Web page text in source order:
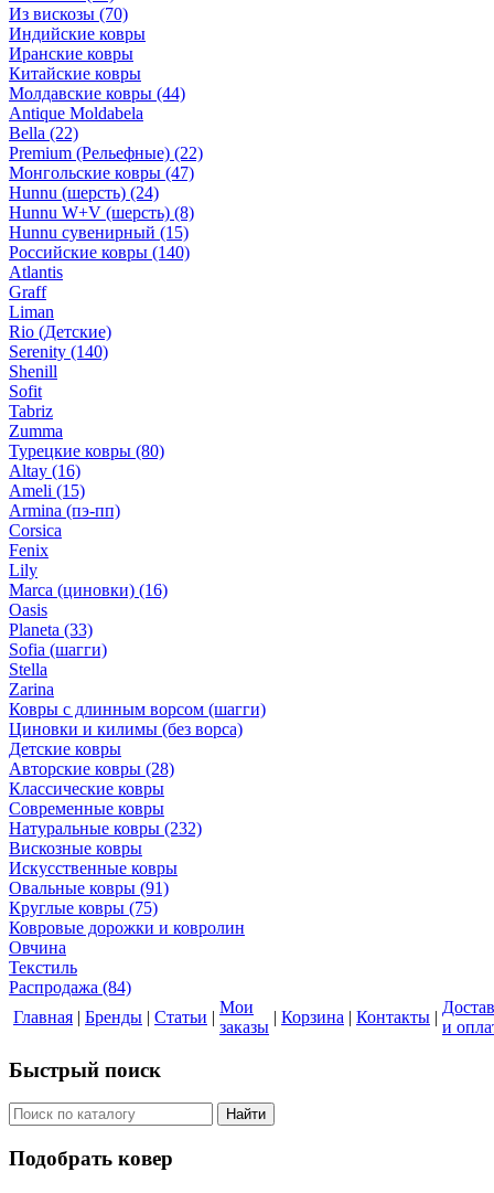
Из вискозы (70)
Индийские ковры
Иранские ковры
Китайские ковры
Молдавские ковры (44)
Antique Moldabela
Bella (22)
Premium (Рельефные) (22)
Монгольские ковры (47)
Hunnu (шерсть) (24)
Hunnu W+V (шерсть) (8)
Hunnu сувенирный (15)
Российские ковры (140)
Atlantis
Graff
Liman
Rio (Детские)
Serenity (140)
Shenill
Sofit
Tabriz
Zumma
Турецкие ковры (80)
Altay (16)
Ameli (15)
Armina (пэ-пп)
Corsica
Fenix
Lily
Marca (циновки) (16)
Oasis
Planeta (33)
Sofia (шагги)
Stella
Zarina
Ковры с длинным ворсом (шагги)
Циновки и килимы (без ворса)
Детские ковры
Авторские ковры (28)
Классические ковры
Современные ковры
Натуральные ковры (232)
Вискозные ковры
Искусственные ковры
Овальные ковры (91)
Круглые ковры (75)
Ковровые дорожки и ковролин
Овчина
Текстиль
Распродажа (84)
Главная | Бренды | Статьи |
Мои
заказы
| Корзина | Контакты |
и
Быстрый поиск
Найти
Подобрать ковер